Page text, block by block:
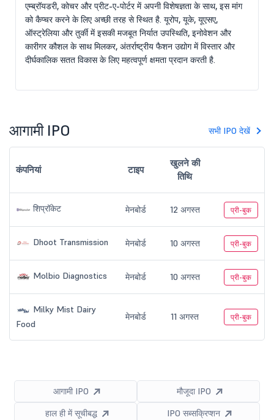
एम्ब्रॉयडरी, कोचर और प्रीट-ए-पोर्टर में अपनी विशेषज्ञता के साथ, इस मांग
को कैप्चर करने के लिए अच्छी तरह से स्थित है. यूरोप, यूके, यूएसए,
ऑस्ट्रेलिया और तुर्की में इसकी मजबूत निर्यात उपस्थिति, इनोवेशन और
कारीगर कौशल के साथ मिलकर, अंतर्राष्ट्रीय फैशन उद्योग में विस्तार और
दीर्घकालिक सतत विकास के लिए महत्वपूर्ण क्षमता प्रदान करती है.
आगामी IPO सभी IPO देखें
कंपनियां टाइप
खुलने की
तिथि
शिप्रॉकेट मेनबोर्ड 12 अगस्त प्री-बुक
Dhoot Transmission मेनबोर्ड 10 अगस्त प्री-बुक
Molbio Diagnostics मेनबोर्ड 10 अगस्त प्री-बुक
Milky Mist Dairy
Food
मेनबोर्ड 11 अगस्त प्री-बुक
आगामी IPO
मौजूदा IPO
हाल ही में सूचीबद्ध
IPO सब्सक्रिप्शन